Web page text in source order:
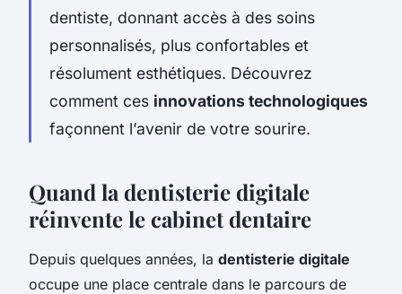
dentiste, donnant accès à des soins
personnalisés, plus confortables et
résolument esthétiques. Découvrez
comment ces innovations technologiques
façonnent l’avenir de votre sourire.
Quand la dentisterie digitale
réinvente le cabinet dentaire
Depuis quelques années, la dentisterie digitale
occupe une place centrale dans le parcours de